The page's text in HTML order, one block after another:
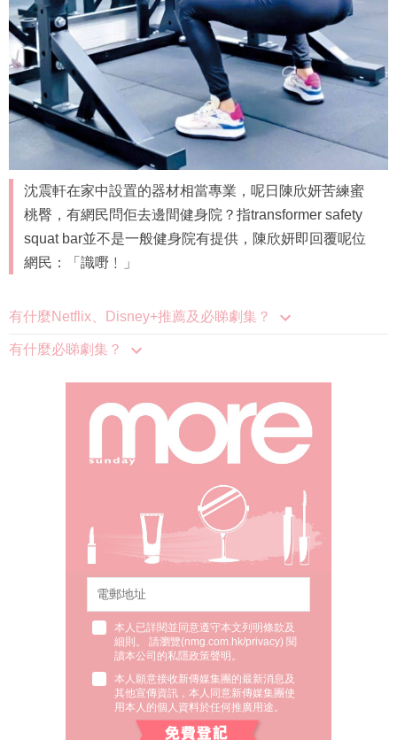
沈震軒在家中設置的器材相當專業，呢日陳欣妍苦練蜜
桃臀，有網民問佢去邊間健身院？指transformer safety
squat bar並不是一般健身院有提供，陳欣妍即回覆呢位
網民：「識嘢﹗」
有什麼Netflix、Disney+推薦及必睇劇集？
有什麼必睇劇集？
本人已詳閱並同意遵守本文列明條款及
細則。 請瀏覽(nmg.com.hk/privacy) 閱
讀本公司的私隱政策聲明。
本人願意接收新傳媒集團的最新消息及
其他宣傳資訊，本人同意新傳媒集團使
用本人的個人資料於任何推廣用途。